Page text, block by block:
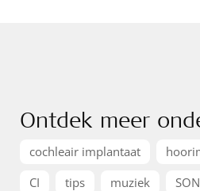
Ontdek meer
cochleair implantaat
CI
tips muziek